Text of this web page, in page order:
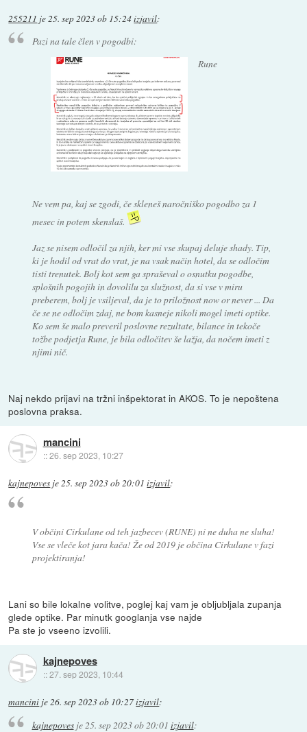
255211 je 25. sep 2023 ob 15:24izjavil:
Pazi na tale člen v pogodbi:
Rune
Ne vem pa, kaj se zgodi, če skleneš naročniško pogodbo za 1
mesec in potem skenslaš.
Jaz se nisem odločil za njih, ker mi vse skupaj deluje shady. Tip,
ki je hodil od vrat do vrat, je na vsak način hotel, da se odločim
tisti trenutek. Bolj kot sem ga spraševal o osnutku pogodbe,
splošnih pogojih in dovolilu za služnost, da si vse v miru
preberem, bolj je vsiljeval, da je to priložnost now or never ... Da
če se ne odločim zdaj, ne bom kasneje nikoli mogel imeti optike.
Ko sem še malo preveril poslovne rezultate, bilance in tekoče
tožbe podjetja Rune, je bila odločitev še lažja, da nočem imeti z
njimi nič.
Naj nekdo prijavi na tržni inšpektorat in AKOS. To je nepoštena
poslovna praksa.
mancini
::26. sep 2023, 10:27
kajnepoves je25. sep 2023 ob 20:01 izjavil:
V občini Cirkulane od teh jazbecev (RUNE) ni ne duha ne sluha!
Vse se vleče kot jara kača! Že od 2019 je občina Cirkulane v fazi
projektiranja!
Lani so bile lokalne volitve, poglej kaj vam je obljubljala zupanja
glede optike. Par minutk googlanja vse najde
Pa ste jo vseeno izvolili.
kajnepoves
::27. sep 2023, 10:44
mancini je26. sep 2023 ob 10:27izjavil:
kajnepovesje 25. sep 2023 ob 20:01 izjavil: